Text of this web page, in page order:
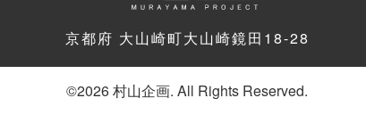
京都府 大山崎町大山崎鏡田18-28
©2026 村山企画. All Rights Reserved.